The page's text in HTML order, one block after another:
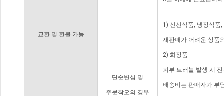
교환 및 환불 가능
단순변심 및
주문착오의 경우
1) 신선식품, 냉장식품
재판매가 어려운 상품
2) 화장품
피부 트러블 발생 시
배송비는 판매자가 부